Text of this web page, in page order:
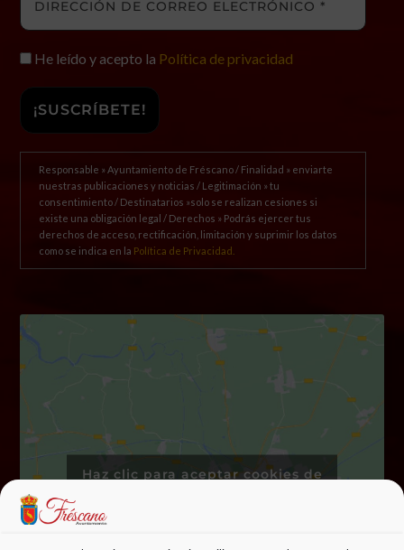
He leído y acepto la Política de privacidad
Responsable » Ayuntamiento de Fréscano / Finalidad » enviarte
nuestras publicaciones y noticias / Legitimación » tu
consentimiento / Destinatarios »solo se realizan cesiones si
existe una obligación legal / Derechos » Podrás ejercer tus
derechos de acceso, rectificación, limitación y suprimir los datos
como se indica en la Política de Privacidad.
Haz clic para aceptar cookies de